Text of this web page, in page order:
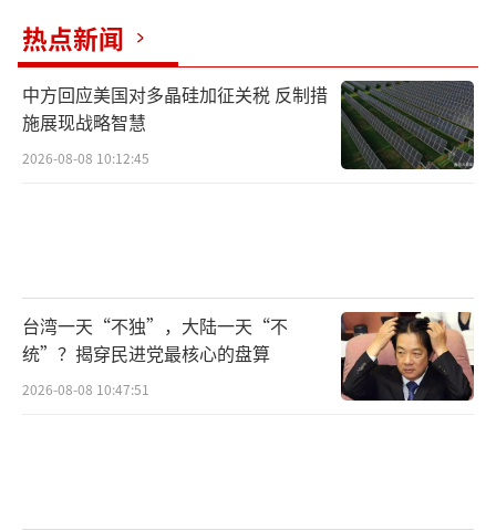
热点新闻
中方回应美国对多晶硅加征关税 反制措
施展现战略智慧
2026-08-08 10:12:45
台湾一天“不独”，大陆一天“不
统”？揭穿民进党最核心的盘算
2026-08-08 10:47:51